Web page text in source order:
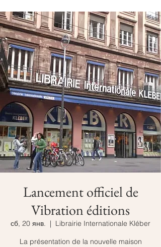
Lancement officiel de
Vibration éditions
сб, 20 янв.
  |
Librairie Internationale Kléber
La présentation de la nouvelle maison